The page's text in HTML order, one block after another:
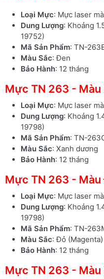
Loại Mực: Mực laser
Dung Lượng: Khoảng
19752)
Mã Sản Phẩm: TN-
Màu Sắc: Đen
Bảo Hành: 12 tháng
Mực TN 263 -
Loại Mực: Mực laser
Dung Lượng: Khoảng
19798)
Mã Sản Phẩm: TN-
Màu Sắc: Xanh dương
Bảo Hành: 12 tháng
Mực TN 263 -
Loại Mực: Mực laser
Dung Lượng: Khoảng
19798)
Mã Sản Phẩm: TN-
Màu Sắc: Đỏ (Magenta)
Bảo Hành: 12 tháng
Mực TN 263 -